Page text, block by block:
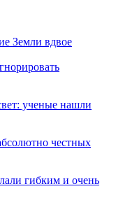
Земли вдвое
ученые нашли
честных
гибким и очень